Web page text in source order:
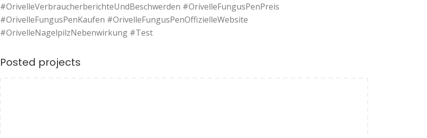
#OrivelleVerbraucherberichteUndBeschwerden #OrivelleFungusPenPreis
#OrivelleFungusPenKaufen #OrivelleFungusPenOffizielleWebsite
#OrivelleNagelpilzNebenwirkung #Test
Posted projects